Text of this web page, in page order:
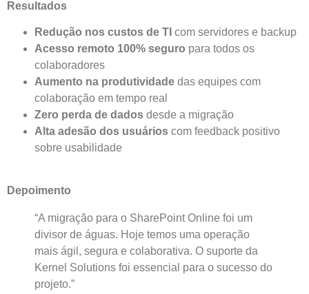
Resultados
Redução nos custos de TI com servidores e backup
Acesso remoto 100% seguro para todos os
colaboradores
Aumento na produtividade das equipes com
colaboração em tempo real
Zero perda de dados desde a migração
Alta adesão dos usuários com feedback positivo
sobre usabilidade
Depoimento
“A migração para o SharePoint Online foi um
divisor de águas. Hoje temos uma operação
mais ágil, segura e colaborativa. O suporte da
Kernel Solutions foi essencial para o sucesso do
projeto.”